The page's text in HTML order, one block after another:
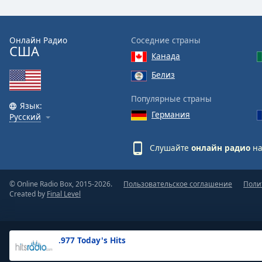
Text
Opacity
Background
.977 Today's Hits
Онлайн Радио
США
Язык:
Русский
Соседние страны
Канада
Белиз
Популярные страны
Германия
Слушайте онлайн радио
© Online Radio Box, 2015-2026.
Created by Final Level
Пользовательское соглашение